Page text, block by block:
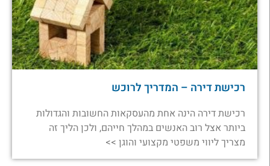
רכישת דירה – המדריך לרוכש
רכישת דירה הינה אחת מהעסקאות החשובות והגדולות
ביותר אצל רוב האנשים במהלך חייהם, ולכן הליך זה
מצריך ליווי משפטי מקצועי והוגן >>